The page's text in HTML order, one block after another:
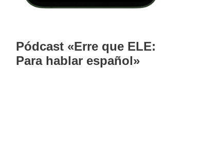
Pódcast «Erre que ELE:
Para hablar español»